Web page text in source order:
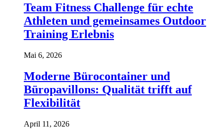
Team Fitness Challenge für echte
Athleten und gemeinsames Outdoor
Training Erlebnis
Mai 6, 2026
Moderne Bürocontainer und
Büropavillons: Qualität trifft auf
Flexibilität
April 11, 2026